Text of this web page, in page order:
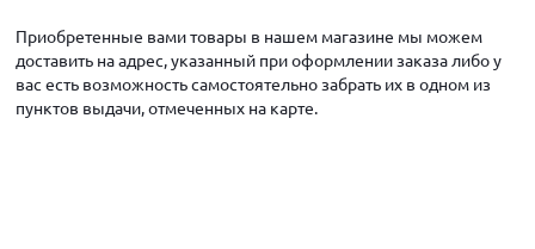
Приобретенные вами товары в нашем магазине мы можем
доставить на адрес, указанный при оформлении заказа либо у
вас есть возможность самостоятельно забрать их в одном из
пунктов выдачи, отмеченных на карте.